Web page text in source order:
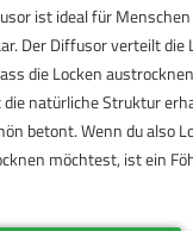
ist ideal für
Der Diffusor verteilt die
die Locken
die natürliche Struktur
betont. Wenn du also
möchtest, ist ein